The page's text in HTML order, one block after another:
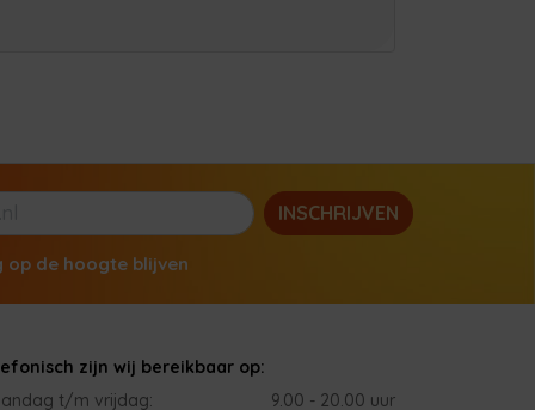
INSCHRIJVEN
op de hoogte blijven
zijn wij bereikbaar op:
t/m vrijdag:
9.00 - 20.00 uur